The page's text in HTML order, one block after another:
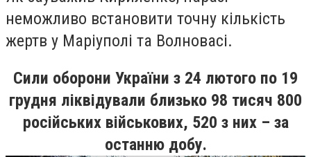
неможливо встановити точну кількість
жертв у Маріуполі та Волновасі.
Сили оборони України з 24 лютого по 19
грудня ліквідували близько 98 тисяч 800
російських військових, 520 з них – за
останню добу.